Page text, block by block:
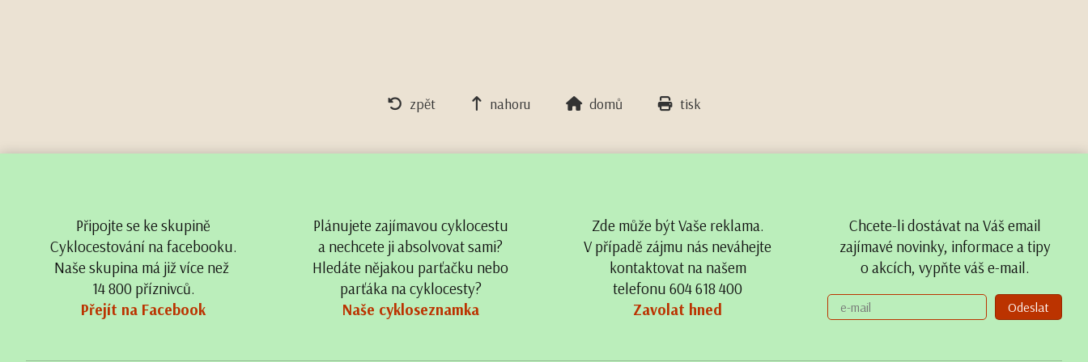
zpět nahoru domů tisk
Připojte se ke skupině
Cyklocestování na facebooku.
Naše skupina má již více než
14 800 příznivců.
Přejít na Facebook
Plánujete zajímavou cyklocestu
a nechcete ji absolvovat sami?
Hledáte nějakou parťačku nebo
parťáka na cyklocesty?
Naše cykloseznamka
Zde může být Vaše reklama.
V případě zájmu nás neváhejte
kontaktovat na našem
telefonu 604 618 400
Zavolat hned
Chcete-li dostávat na Váš email
zajímavé novinky, informace a tipy
o akcích, vypňte váš e-mail.
Odeslat